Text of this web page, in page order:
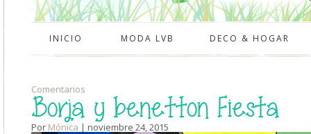
INICIO MODA LVB DECO & HOGAR
Comentarios
Borja y benetton Fiesta
Por Mónica | noviembre 24, 2015